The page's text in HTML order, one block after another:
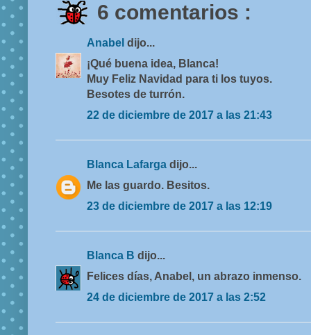
6 comentarios :
Anabel dijo...
¡Qué buena idea, Blanca!
Muy Feliz Navidad para ti los tuyos.
Besotes de turrón.
22 de diciembre de 2017 a las 21:43
Blanca Lafarga dijo...
Me las guardo. Besitos.
23 de diciembre de 2017 a las 12:19
Blanca B dijo...
Felices días, Anabel, un abrazo inmenso.
24 de diciembre de 2017 a las 2:52